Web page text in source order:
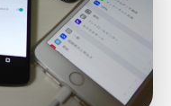
Android コラム
周辺機器